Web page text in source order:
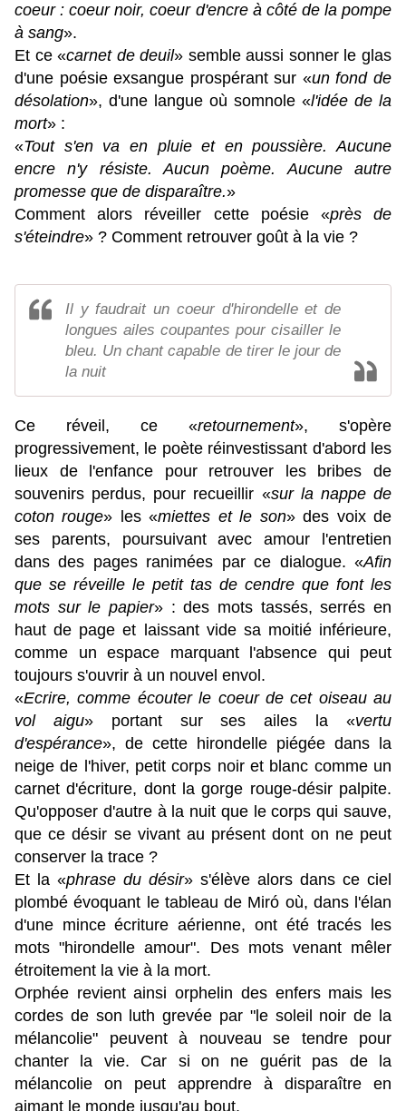
coeur : coeur noir, coeur d'encre à côté de la pompe
à sang».
Et ce «carnet de deuil» semble aussi sonner le glas
d'une poésie exsangue prospérant sur «un fond de
désolation», d'une langue où somnole «l'idée de la
mort» :
«Tout s'en va en pluie et en poussière. Aucune
encre n'y résiste. Aucun poème. Aucune autre
promesse que de disparaître.»
Comment alors réveiller cette poésie «près de
s'éteindre» ? Comment retrouver goût à la vie ?
Il y faudrait un coeur d'hirondelle et de
longues ailes coupantes pour cisailler le
bleu. Un chant capable de tirer le jour de
la nuit
Ce réveil, ce «retournement», s'opère
progressivement, le poète réinvestissant d'abord les
lieux de l'enfance pour retrouver les bribes de
souvenirs perdus, pour recueillir «sur la nappe de
coton rouge» les «miettes et le son» des voix de
ses parents, poursuivant avec amour l'entretien
dans des pages ranimées par ce dialogue. «Afin
que se réveille le petit tas de cendre que font les
mots sur le papier» : des mots tassés, serrés en
haut de page et laissant vide sa moitié inférieure,
comme un espace marquant l'absence qui peut
toujours s'ouvrir à un nouvel envol.
«Ecrire, comme écouter le coeur de cet oiseau au
vol aigu» portant sur ses ailes la «vertu
d'espérance», de cette hirondelle piégée dans la
neige de l'hiver, petit corps noir et blanc comme un
carnet d'écriture, dont la gorge rouge-désir palpite.
Qu'opposer d'autre à la nuit que le corps qui sauve,
que ce désir se vivant au présent dont on ne peut
conserver la trace ?
Et la «phrase du désir» s'élève alors dans ce ciel
plombé évoquant le tableau de Miró où, dans l'élan
d'une mince écriture aérienne, ont été tracés les
mots "hirondelle amour". Des mots venant mêler
étroitement la vie à la mort.
Orphée revient ainsi orphelin des enfers mais les
cordes de son luth grevée par "le soleil noir de la
mélancolie" peuvent à nouveau se tendre pour
chanter la vie. Car si on ne guérit pas de la
mélancolie on peut apprendre à disparaître en
aimant le monde jusqu'au bout.